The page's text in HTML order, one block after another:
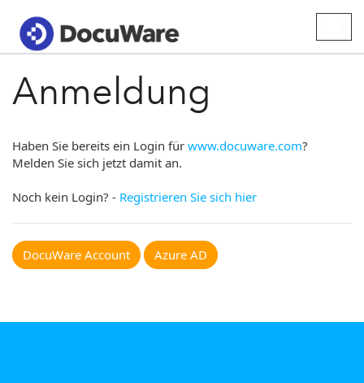
Anmeldung
Haben Sie bereits ein Login für www.docuware.com?
Melden Sie sich jetzt damit an.
Noch kein Login? - Registrieren Sie sich hier
DocuWare Account Azure AD